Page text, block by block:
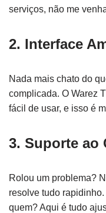
serviços, não me
2. Interface
Nada mais chato do
complicada. O Warez
fácil de usar, e isso é
3. Suporte ao
Rolou um problema?
resolve tudo
quem? Aqui é tudo